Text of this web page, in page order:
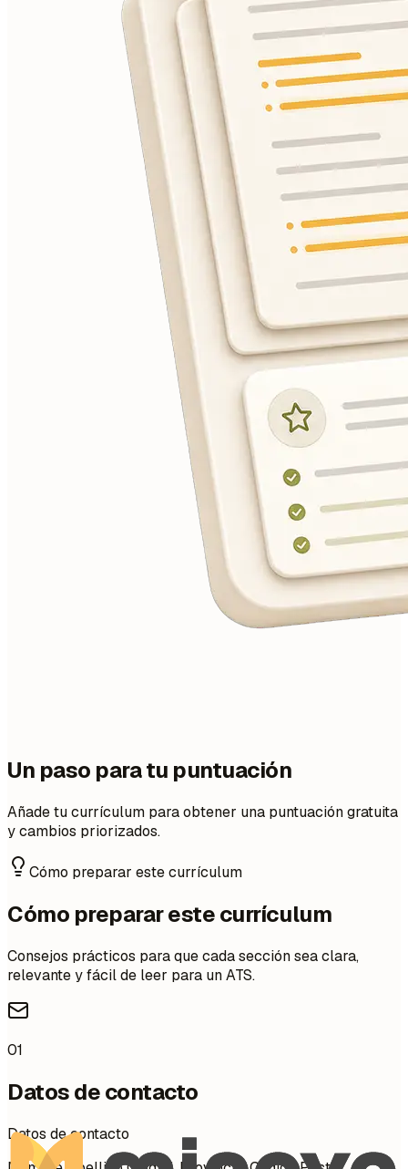
Un paso para tu puntuación
Añade tu currículum para obtener una puntuación gratuita
y cambios priorizados.
Cómo preparar este currículum
Cómo preparar este currículum
Consejos prácticos para que cada sección sea clara,
relevante y fácil de leer para un ATS.
01
Datos de contacto
Datos de contacto